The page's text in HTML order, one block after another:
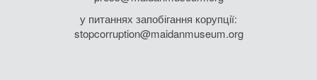
у питаннях запобігання корупції:
stopcorruption@maidanmuseum.org